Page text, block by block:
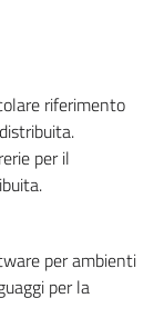
riferimento
per il
per ambienti
per la